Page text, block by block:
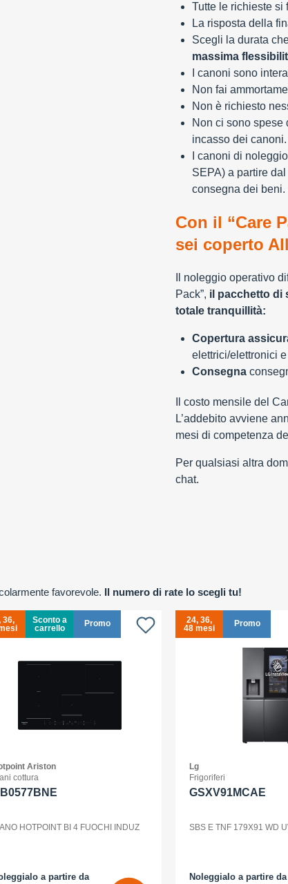
Tutte le richieste si
La risposta della
Scegli la durata
massima
I canoni sono
Non fai
Non è richiesto
Non ci sono spese
incasso dei canoni.
I canoni di
SEPA) a partire
consegna dei beni.
Con il “Care
sei coperto
Il noleggio operativo
Pack”, il pacchetto di
totale tranquillità:
Copertura
elettrici/elettronici
Consegna
Il costo mensile del
L’addebito avviene
mesi di competenza
Per qualsiasi altra
chat.
favorevole. Il numero di rate lo scegli tu!
36,
Sconto a
carrello
Promo
Ariston
cottura
HOTPOINT BI 4 FUOCHI INDUZ
a partire da
24, 36,
48 mesi
Promo
Lg
Frigoriferi
GSXV91MCAE
SBS E TNF 179X91 WD
Noleggialo a partire da